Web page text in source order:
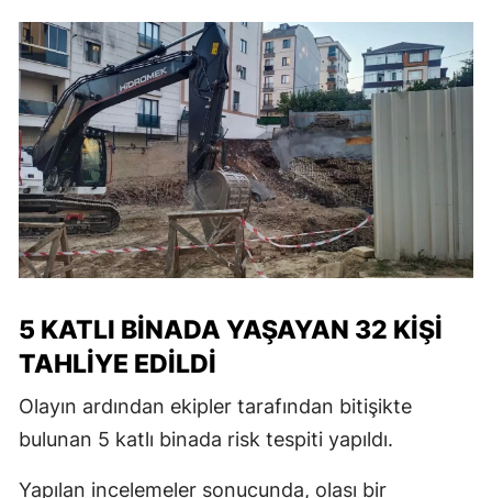
5 KATLI BİNADA YAŞAYAN 32 KİŞİ
TAHLİYE EDİLDİ
Olayın ardından ekipler tarafından bitişikte
bulunan 5 katlı binada risk tespiti yapıldı.
Yapılan incelemeler sonucunda, olası bir